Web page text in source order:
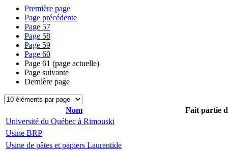
Première page
Page précédente
Page 57
Page 58
Page 59
Page 60
Page 61 (page actuelle)
Page suivante
Dernière page
Nom
Fait partie
Université du Québec à Rimouski
Usine BRP
Usine de pâtes et papiers Laurentide